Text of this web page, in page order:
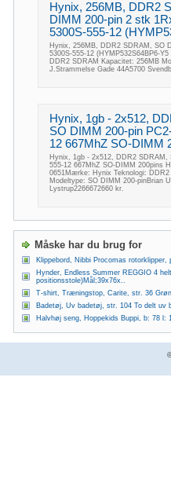
Hynix, 256MB, DDR2
DIMM 200-pin 2 stk
5300S-555-12
Hynix, 256MB, DDR2 SDRAM, SO
5300S-555-12 (HYMP532S64BP6-
DDR2 SDRAM Kapacitet: 256MB
J.Strammelse Gade 44A5700
Hynix, 1gb - 2x512,
SO DIMM 200-pin
12 667MhZ SO-DIMM
Hynix, 1gb - 2x512, DDR2 SDRAM,
555-12 667MhZ SO-DIMM 200pins
0651Mærke: Hynix Teknologi:
Modeltype: SO DIMM 200-pinBrian
Lystrup2266672660 kr.
Måske har du brug for
Klippebord, Nibbi Procomas
Hynder, Endless Summer REGGIO 4
positionsstole)Mål;39x76x..
T-shirt, Træningstop, Carite, str. 36
Badetøj, Uv badetøj, str. 104 To delt uv
Halvhøj seng, Hoppekids Buppi, b: 78